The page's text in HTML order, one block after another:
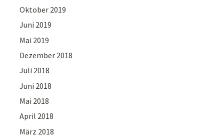
Oktober 2019
Juni 2019
Mai 2019
Dezember 2018
Juli 2018
Juni 2018
Mai 2018
April 2018
März 2018